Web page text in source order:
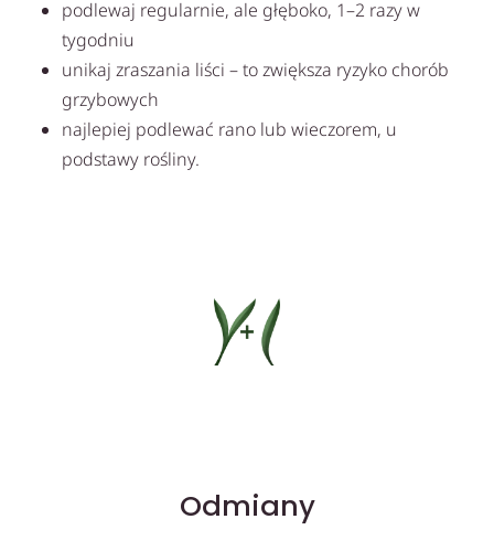
podlewaj regularnie, ale głęboko, 1–2 razy w
tygodniu
unikaj zraszania liści – to zwiększa ryzyko chorób
grzybowych
najlepiej podlewać rano lub wieczorem, u
podstawy rośliny.
Odmiany